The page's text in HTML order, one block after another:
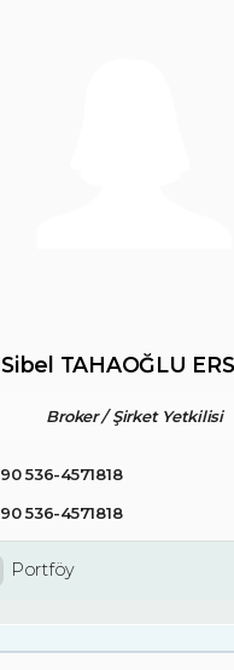
Sibel TAHAOĞLU
Broker / Şirket Yetkilisi
90 536-4571818
90 536-4571818
Portföy